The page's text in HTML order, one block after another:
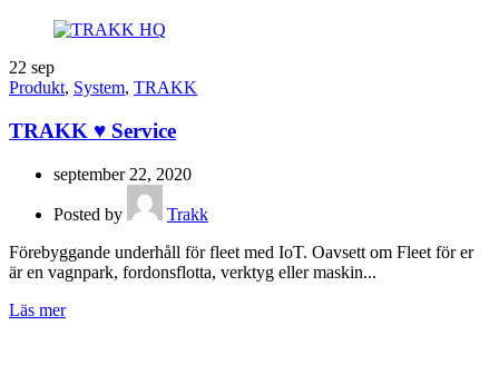
22 sep
Produkt, System, TRAKK
TRAKK ♥ Service
september 22, 2020
Posted by
Trakk
Förebyggande underhåll för fleet med IoT. Oavsett om Fleet för er
är en vagnpark, fordonsflotta, verktyg eller maskin...
Läs mer